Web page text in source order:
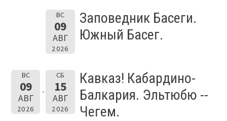
ВС
09
АВГ
2026
Заповедник Басеги.
Южный Басег.
ВС
09
АВГ
2026
СБ
15
АВГ
2026
Кавказ! Кабардино-
Балкария. Эльтюбю --
Чегем.